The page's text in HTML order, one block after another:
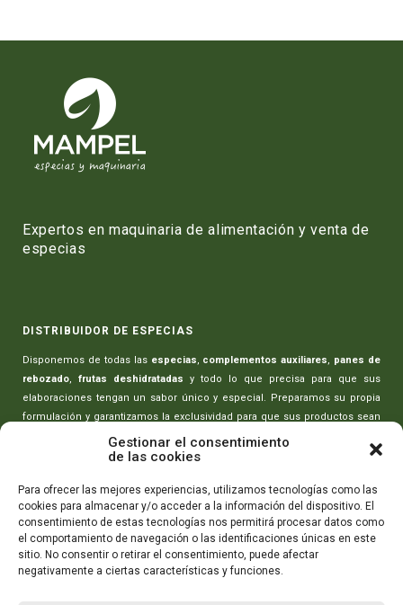
Gestionar el consentimiento
de las cookies
Para ofrecer las mejores experiencias, utilizamos tecnologías como las
cookies para almacenar y/o acceder a la información del dispositivo. El
consentimiento de estas tecnologías nos permitirá procesar datos como
el comportamiento de navegación o las identificaciones únicas en este
sitio. No consentir o retirar el consentimiento, puede afectar
negativamente a ciertas características y funciones.
Expertos en maquinaria de alimentación y venta de
especias
DISTRIBUIDOR DE ESPECIAS
Disponemos de todas las especias, complementos auxiliares, panes de
rebozado, frutas deshidratadas y todo lo que precisa para que sus
elaboraciones tengan un sabor único y especial. Preparamos su propia
formulación y garantizamos la exclusividad para que sus productos sean
Toda la maquinaria necesaria para realizar sus elaboraciones:picadoras
de carne,amasadoras-mezcladoras, máquinas rellenado de embutidos,
máquinas de envasado,cortadoras de embutidosy todo lo que necesita
para que sus productos tengan la máxima calidad.